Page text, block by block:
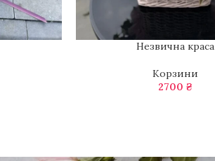
ДОДАТИ В КОШИКНезвична краса
Корзини
2700 ₴